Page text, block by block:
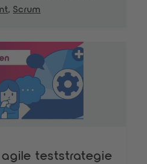
, Scrum
teststrategie